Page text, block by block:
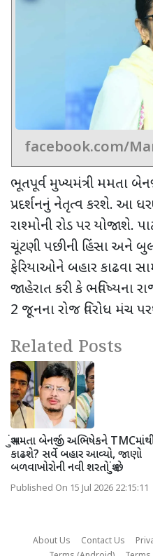
facebook.com/
ભૂતપૂર્વ મુખ્યમંત્રી મમતા
પ્રદર્શનનું નેતૃત્વ કરશે. આ
રાશ્મોની રોડ પર યોજાશે.
ચૂંટણી પછીની હિંસા અને
ફેરિયાઓને બહાર કાઢવા
જાહેરાત કરી કે ભવિષ્યના
2 જૂનના રોજ વિરોધ મંચ
Related Posts
શું મમતા બેનર્જી અભિષેકને
કાઢશે? સર્વે બહાર આવ્યો, જાણો
બળવાખોરોની નવી શરતો શું છે
Published On 15 Jul 2026 22:15:11
About Us Contact Us